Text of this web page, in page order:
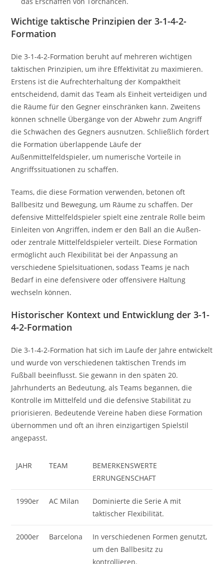
Wichtige taktische Prinzipien der 3-1-4-2-
Formation
Die 3-1-4-2-Formation beruht auf mehreren wichtigen
taktischen Prinzipien, um ihre Effektivität zu maximieren.
Erstens ist die Aufrechterhaltung der Kompaktheit
entscheidend, damit das Team als Einheit verteidigen und
die Räume für den Gegner einschränken kann. Zweitens
können schnelle Übergänge von der Abwehr zum Angriff
die Schwächen des Gegners ausnutzen. Schließlich fördert
die Formation überlappende Läufe der
Außenmittelfeldspieler, um numerische Vorteile in
Angriffssituationen zu schaffen.
Teams, die diese Formation verwenden, betonen oft
Ballbesitz und Bewegung, um Räume zu schaffen. Der
defensive Mittelfeldspieler spielt eine zentrale Rolle beim
Einleiten von Angriffen, indem er den Ball an die Außen-
oder zentrale Mittelfeldspieler verteilt. Diese Formation
ermöglicht auch Flexibilität bei der Anpassung an
verschiedene Spielsituationen, sodass Teams je nach
Bedarf in eine defensivere oder offensivere Haltung
wechseln können.
Historischer Kontext und Entwicklung der 3-1-
4-2-Formation
Die 3-1-4-2-Formation hat sich im Laufe der Jahre entwickelt
und wurde von verschiedenen taktischen Trends im
Fußball beeinflusst. Sie gewann in den späten 20.
Jahrhunderts an Bedeutung, als Teams begannen, die
Kontrolle im Mittelfeld und die defensive Stabilität zu
priorisieren. Bedeutende Vereine haben diese Formation
übernommen und oft an ihren einzigartigen Spielstil
angepasst.
JAHR TEAM
BEMERKENSWERTE
ERRUNGENSCHAFT
1990er AC Milan
Dominierte die Serie A mit
taktischer Flexibilität.
2000er Barcelona
In verschiedenen Formen genutzt,
um den Ballbesitz zu
kontrollieren.